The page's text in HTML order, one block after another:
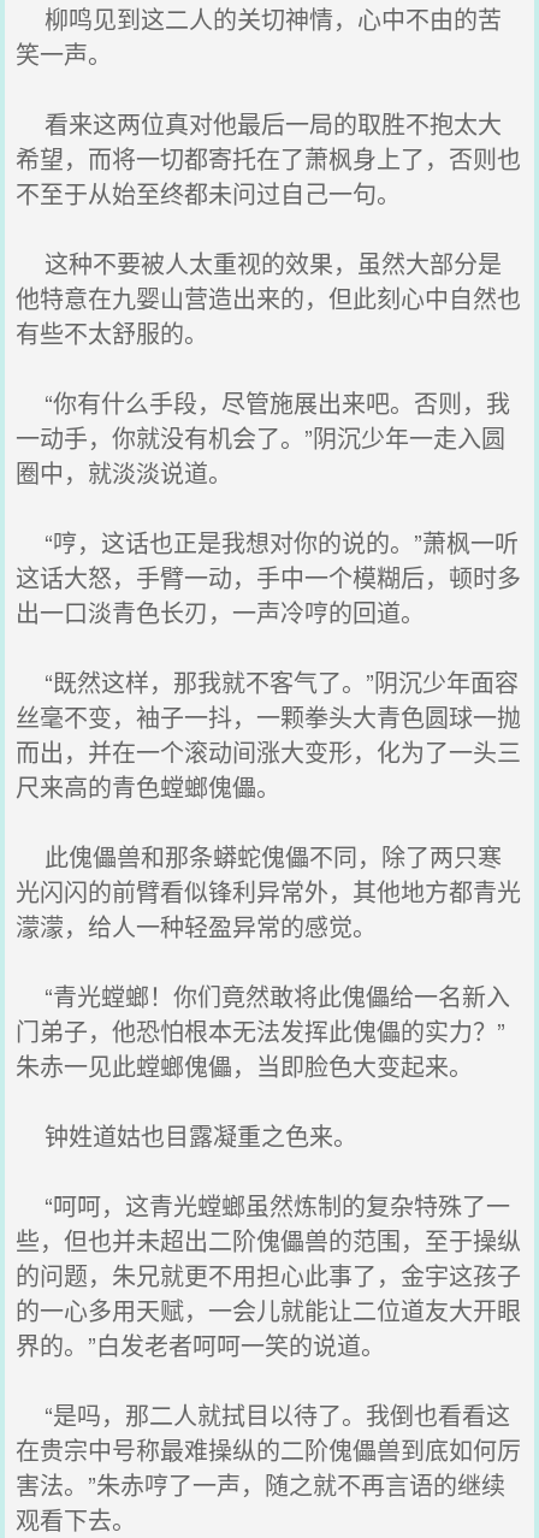
柳鸣见到这二人的关切神情，心中不由的苦
笑一声。
看来这两位真对他最后一局的取胜不抱太大
希望，而将一切都寄托在了萧枫身上了，否则也
不至于从始至终都未问过自己一句。
这种不要被人太重视的效果，虽然大部分是
他特意在九婴山营造出来的，但此刻心中自然也
有些不太舒服的。
“你有什么手段，尽管施展出来吧。否则，我
一动手，你就没有机会了。”阴沉少年一走入圆
圈中，就淡淡说道。
“哼，这话也正是我想对你的说的。”萧枫一听
这话大怒，手臂一动，手中一个模糊后，顿时多
出一口淡青色长刃，一声冷哼的回道。
“既然这样，那我就不客气了。”阴沉少年面容
丝毫不变，袖子一抖，一颗拳头大青色圆球一抛
而出，并在一个滚动间涨大变形，化为了一头三
尺来高的青色螳螂傀儡。
此傀儡兽和那条蟒蛇傀儡不同，除了两只寒
光闪闪的前臂看似锋利异常外，其他地方都青光
濛濛，给人一种轻盈异常的感觉。
“青光螳螂！你们竟然敢将此傀儡给一名新入
门弟子，他恐怕根本无法发挥此傀儡的实力？”
朱赤一见此螳螂傀儡，当即脸色大变起来。
钟姓道姑也目露凝重之色来。
“呵呵，这青光螳螂虽然炼制的复杂特殊了一
些，但也并未超出二阶傀儡兽的范围，至于操纵
的问题，朱兄就更不用担心此事了，金宇这孩子
的一心多用天赋，一会儿就能让二位道友大开眼
界的。”白发老者呵呵一笑的说道。
“是吗，那二人就拭目以待了。我倒也看看这
在贵宗中号称最难操纵的二阶傀儡兽到底如何厉
害法。”朱赤哼了一声，随之就不再言语的继续
观看下去。